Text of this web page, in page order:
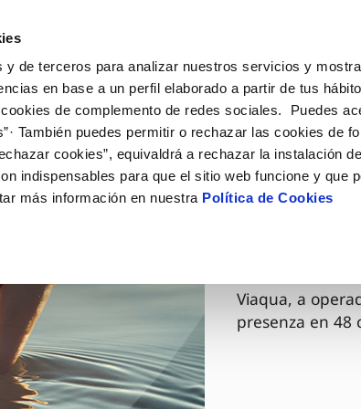
y de terceros para analizar nuestros servicios y
en base a un perfil elaborado a partir de tus
de complemento de redes sociales. Puedes
También puedes permitir o rechazar las cookies de
cookies”, equivaldrá a rechazar la instalación
indispensables para que el sitio web funcione y que
más información en nuestra Política de Cookies
de titular
de subministración
MODIFICACIÓN
Actualizar datos
Actualizar datos
VER TODAS AS XESTIÓNS
Teu Servizo
AO CLIENTE
contacto
de fuga interior
COMPROMISO DE
Carta de compromisos
Customer Counsel
A Túa Auga
da calidade da auga
COIDADOS DA AUGA
Consellos de aforro
Coidados dos
Coñécenos
COMPROMISOS
ambiente
03 DEC. 2025
Viaqua, a
presenza en 48